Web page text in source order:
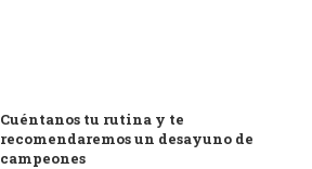
Cuéntanos tu rutina y te
recomendaremos un desayuno de
campeones